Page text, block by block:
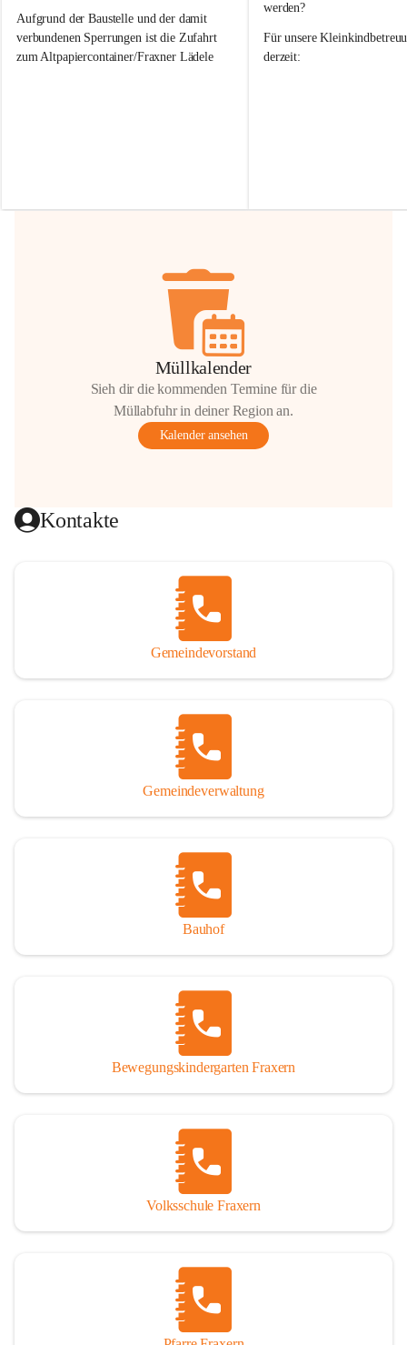
e
r
n
Aufgrund der Baustelle und der damit
verbundenen Sperrungen ist die Zufahrt
zum Altpapiercontainer/Fraxner Lädele
Hilfsbereitschaft!
r
n
werden?
Für unsere
derzeit:
Müllkalender
Sieh dir die kommenden Termine für die
Müllabfuhr in deiner Region an.
Kalender ansehen
Kontakte
Gemeindevorstand
Gemeindeverwaltung
Bauhof
Bewegungskindergarten Fraxern
Volksschule Fraxern